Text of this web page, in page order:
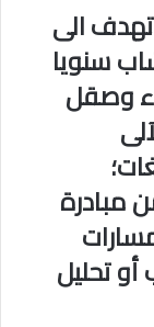
الى
لتنمية قدرات نحو 600 شاب سنويا
وصقل
مبادرة
تحليل